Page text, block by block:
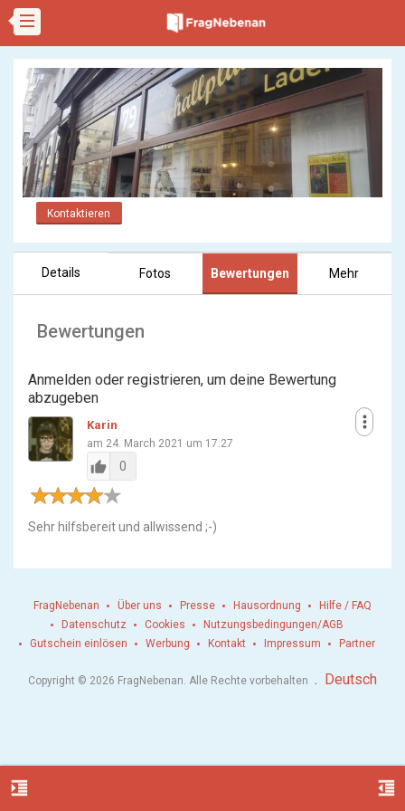
Kontaktieren
Details Fotos Bewertungen Mehr
Bewertungen
Anmelden oder registrieren, um deine Bewertung
abzugeben
more_vert
Karin
am 24. March 2021 um 17:27
thumb_up 0
Sehr hilfsbereit und allwissend ;-)
format_indent_increase format_indent_decrease
FragNebenan Über uns Presse Hausordnung
Hilfe / FAQ
Datenschutz
Cookies
Nutzungsbedingungen/AGB
Gutschein einlösen
Werbung Kontakt Impressum Partner
Copyright © 2026 FragNebenan. Alle Rechte vorbehalten . Deutsch